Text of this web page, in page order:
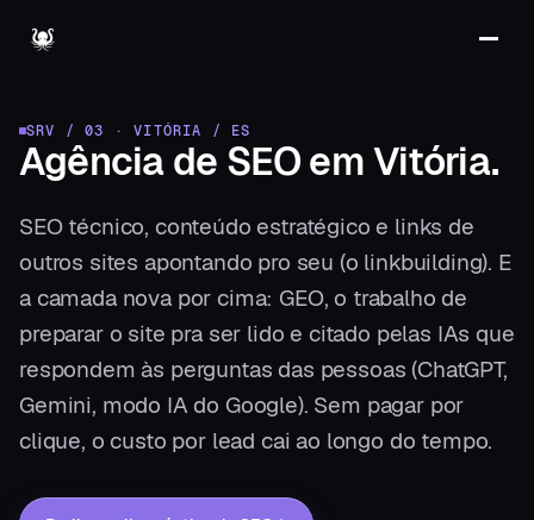
SRV / 03 ·VITÓRIA / ES
Agência de SEOemVitória.
SEO técnico, conteúdo estratégico e links de
outros sites apontando pro seu (o linkbuilding). E
a camada nova por cima: GEO, o trabalho de
preparar o site pra ser lido e citado pelas IAs que
respondem às perguntas das pessoas (ChatGPT,
Gemini, modo IA do Google). Sem pagar por
clique, o custo por lead cai ao longo do tempo.